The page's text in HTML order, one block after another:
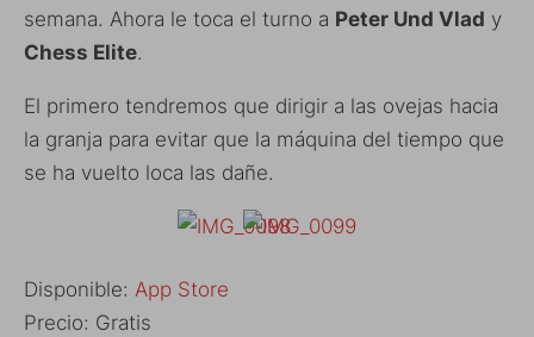
semana. Ahora le toca el turno a Peter Und Vlad y
Chess Elite.
El primero tendremos que dirigir a las ovejas hacia
la granja para evitar que la máquina del tiempo que
se ha vuelto loca las dañe.
Disponible: App Store
Precio: Gratis